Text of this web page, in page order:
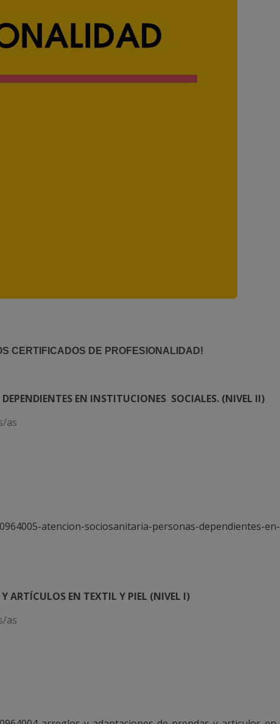
CERTIFICADOS DE PROFESIONALIDAD!
EN INSTITUCIONES SOCIALES. (NIVEL II)
as
atencion-sociosanitaria-personas-dependientes-en-
ARTÍCULOS EN TEXTIL Y PIEL (NIVEL I)
as